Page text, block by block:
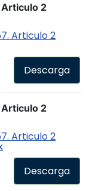
Articulo 2
Articulo 2
Descarga
Articulo 2
Articulo 2
Descarga